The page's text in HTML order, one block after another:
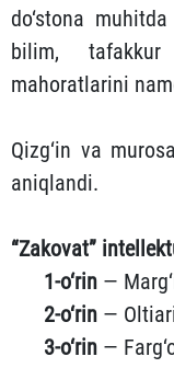
do‘stona
bilim,
mahoratlarini
Qizg‘in va
aniqlandi.
“Zakovat”
1-o‘rin —
2-o‘rin —
3-o‘rin —